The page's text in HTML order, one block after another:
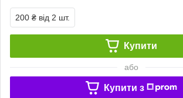
200 ₴ від 2 шт.
Купити
або
Купити з